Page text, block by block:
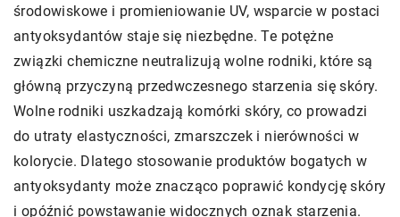
środowiskowe i promieniowanie UV, wsparcie w postaci
antyoksydantów staje się niezbędne. Te potężne
związki chemiczne neutralizują wolne rodniki, które są
główną przyczyną przedwczesnego starzenia się skóry.
Wolne rodniki uszkadzają komórki skóry, co prowadzi
do utraty elastyczności, zmarszczek i nierówności w
kolorycie. Dlatego stosowanie produktów bogatych w
antyoksydanty może znacząco poprawić kondycję skóry
i opóźnić powstawanie widocznych oznak starzenia.